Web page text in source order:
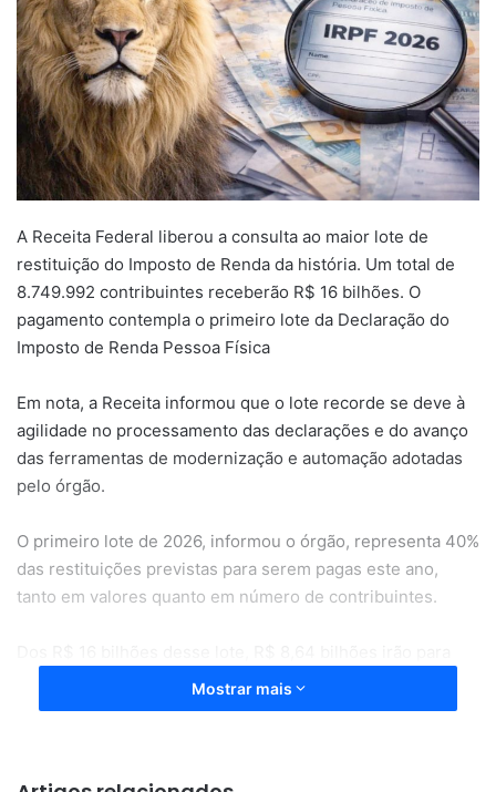
A Receita Federal liberou a consulta ao maior lote de
restituição do Imposto de Renda da história. Um total de
8.749.992 contribuintes receberão R$ 16 bilhões. O
pagamento contempla o primeiro lote da Declaração do
Imposto de Renda Pessoa Física
Em nota, a Receita informou que o lote recorde se deve à
agilidade no processamento das declarações e do avanço
das ferramentas de modernização e automação adotadas
pelo órgão.
O primeiro lote de 2026, informou o órgão, representa 40%
das restituições previstas para serem pagas este ano,
tanto em valores quanto em número de contribuintes.
contribuintes com prioridade legal no reembolso.
Mostrar mais